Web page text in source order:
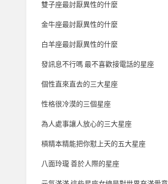
雙子座最討厭異性的什麼
金牛座最討厭異性的什麼
白羊座最討厭異性的什麼
發訊息不行嗎 最不喜歡接電話的星座
個性直來直去的三大星座
性格很冷漠的三個星座
為人處事讓人放心的三大星座
槓精本精能把你懟上天的五大星座
八面玲瓏 善於人際的星座